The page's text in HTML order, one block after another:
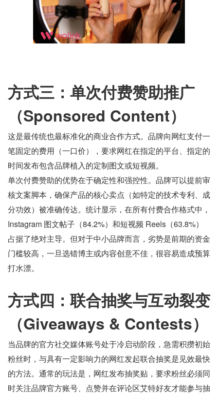
方式三：单次付费赞助推广
（Sponsored Content）
这是最传统也最标准化的商业合作方式。品牌向网红支付一
笔固定的费用（一口价），要求网红在指定的平台、指定的
时间发布包含品牌植入的定制图文或短视频。
单次付费赞助的优势在于确定性和强控性。品牌可以提前审
核文案脚本，确保产品的核心卖点（如特定的技术专利、成
分功效）被准确传达。统计显示，在所有付费合作格式中，
Instagram 图文帖子（84.2%）和短视频 Reels（63.8%）
占据了绝对主导。但对于中小品牌而言，劣势是前期的资金
门槛较高，一旦选错博主或内容创意不佳，很容易造成预算
打水漂。
方式四：联合抽奖与互动裂变
（Giveaways & Contests）
当品牌的官方社交媒体账号处于冷启动阶段，急需积攒初始
粉丝时，与具有一定影响力的网红发起联合抽奖是见效最快
的方法。通常的玩法是，网红发布抽奖贴，要求粉丝必须同
时关注品牌官方账号、点赞并在评论区艾特好友才能参与抽